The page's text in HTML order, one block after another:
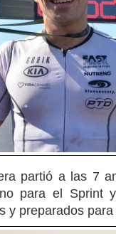
partió a las 7
para el Sprint
y preparados